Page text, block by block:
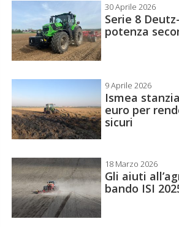
30 Aprile 2026
Serie 8
potenza
9 Aprile 2026
Ismea
euro per
sicuri
18 Marzo 2026
Gli aiuti
bando ISI